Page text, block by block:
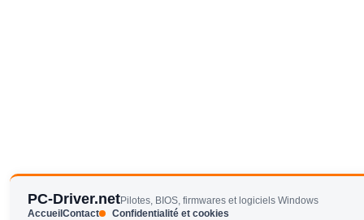
PC-Driver.netPilotes, BIOS, firmwares et logiciels Windows
AccueilContact Confidentialité et cookies